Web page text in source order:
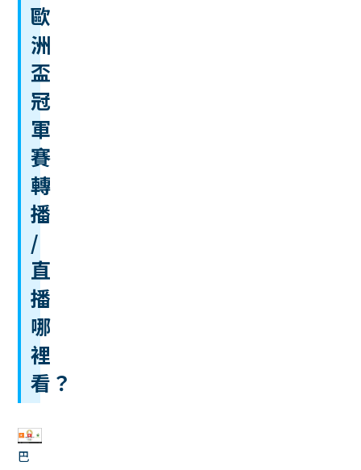
歐
洲
盃
冠
軍
賽
轉
播
/
直
播
哪
裡
看？
巴